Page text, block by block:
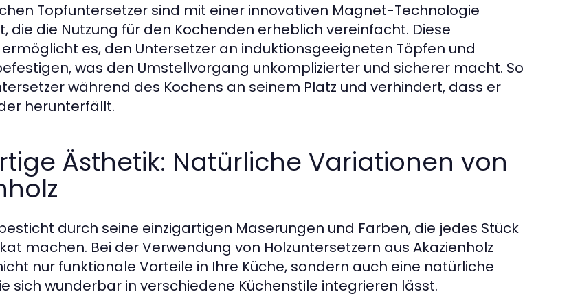
Topfuntersetzer sind mit einer innovativen Magnet-Technologie
die die Nutzung für den Kochenden erheblich vereinfacht. Diese
es, den Untersetzer an induktionsgeeigneten Töpfen und
was den Umstellvorgang unkomplizierter und sicherer macht. So
während des Kochens an seinem Platz und verhindert, dass er
herunterfällt.
Ästhetik: Natürliche Variationen von
durch seine einzigartigen Maserungen und Farben, die jedes Stück
machen. Bei der Verwendung von Holzuntersetzern aus Akazienholz
nur funktionale Vorteile in Ihre Küche, sondern auch eine natürliche
sich wunderbar in verschiedene Küchenstile integrieren lässt.